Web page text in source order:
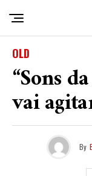
OLD
“Sons
vai
By